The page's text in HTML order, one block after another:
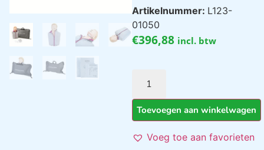
Artikelnummer: L123-
01050
€396,88 incl. btw
Toevoegen aan winkelwagen
Voeg toe aan favorieten